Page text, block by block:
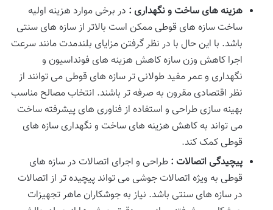
هزینه های ساخت و نگهداری : در برخی موارد هزینه اولیه
ساخت سازه های قوطی ممکن است بالاتر از سازه های سنتی
باشد. با این حال با در نظر گرفتن مزایای بلندمدت مانند سرعت
اجرا کاهش وزن سازه کاهش هزینه های فونداسیون و
نگهداری و عمر مفید طولانی تر سازه های قوطی می توانند از
نظر اقتصادی مقرون به صرفه تر باشند. انتخاب مصالح مناسب
بهینه سازی طراحی و استفاده از فناوری های پیشرفته ساخت
می تواند به کاهش هزینه های ساخت و نگهداری سازه های
قوطی کمک کند.
پیچیدگی اتصالات : طراحی و اجرای اتصالات در سازه های
قوطی به ویژه اتصالات جوشی می تواند پیچیده تر از اتصالات
در سازه های سنتی باشد. نیاز به جوشکاران ماهر تجهیزات